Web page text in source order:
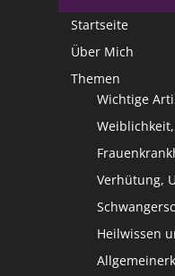
Startseite
Über Mich
Themen
Wichtige
Verhütung,
Heilwissen